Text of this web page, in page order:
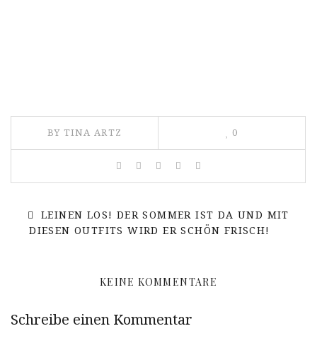
BY TINA ARTZ 0
LEINEN LOS! DER SOMMER IST DA UND MIT
DIESEN OUTFITS WIRD ER SCHÖN FRISCH!
KEINE KOMMENTARE
Schreibe einen Kommentar